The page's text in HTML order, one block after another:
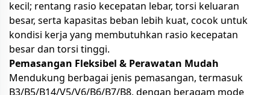
kecil; rentang rasio kecepatan lebar, torsi keluaran
besar, serta kapasitas beban lebih kuat, cocok untuk
kondisi kerja yang membutuhkan rasio kecepatan
besar dan torsi tinggi.
Pemasangan Fleksibel & Perawatan Mudah
Mendukung berbagai jenis pemasangan, termasuk
B3/B5/B14/V5/V6/B6/B7/B8, dengan beragam mode